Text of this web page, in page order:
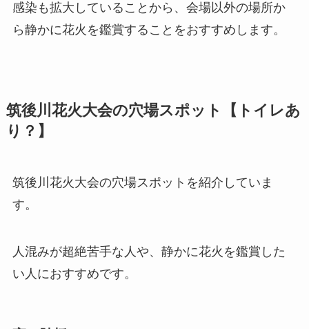
感染も拡大していることから、会場以外の場所か
ら静かに花火を鑑賞することをおすすめします。
筑後川花火大会の穴場スポット【トイレあ
り？】
筑後川花火大会の穴場スポットを紹介していま
す。
人混みが超絶苦手な人や、静かに花火を鑑賞した
い人におすすめです。